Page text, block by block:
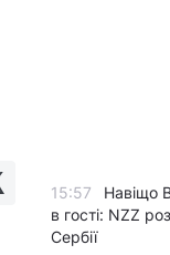
15:57
Навіщо
в гості: NZZ
Сербії